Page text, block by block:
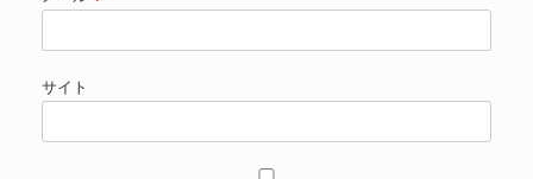
サイト